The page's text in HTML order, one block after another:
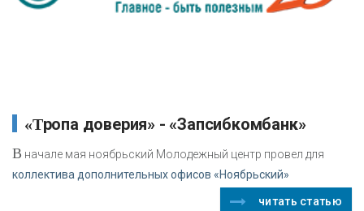
«Тропа доверия» - «Запсибкомбанк»
В начале мая ноябрьский Молодежный центр провел для
коллектива дополнительных офисов «Ноябрьский»
читать статью